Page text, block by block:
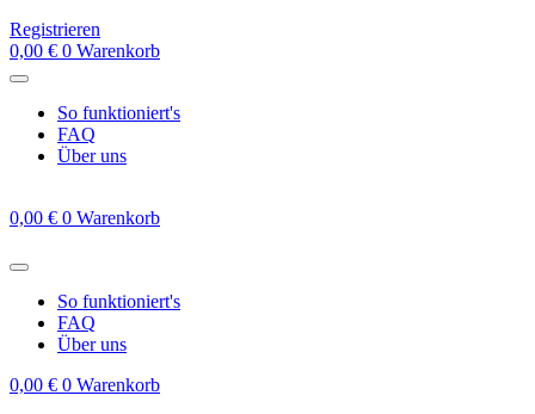
Registrieren
0,00 € 0 Warenkorb
So funktioniert's
FAQ
Über uns
0,00 € 0 Warenkorb
So funktioniert's
FAQ
Über uns
0,00 € 0 Warenkorb